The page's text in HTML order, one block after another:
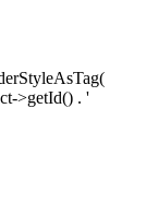
>getId() . '